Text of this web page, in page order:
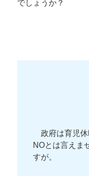
でしょうか？
政府は育児
NOとは言えま
すが。